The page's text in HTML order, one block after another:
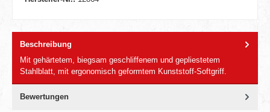
Beschreibung
Mit gehärtetem, biegsam geschliffenem und gepliestetem
Stahlblatt, mit ergonomisch geformtem Kunststoff-Softgriff.
Bewertungen